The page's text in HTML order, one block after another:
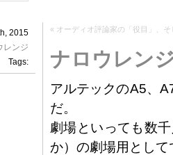
2015
レンジ
Tags:
« オーディオ評論家の「役目」、
ナロウレン
アルテックのA5、
だ。
劇場といっても数
か）の劇場用として